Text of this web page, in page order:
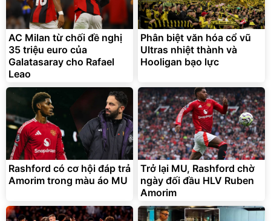
Bộ nồi inox nguyên khối
Elmich Trimax EL-
2136OL04
2.036.700
Elmich Việt Nam
Sữa bột Ensure Gold
Abbott hương vani 800g
1.405.000đ
1.035.000
Ensure Chính Hãng
AC Milan từ chối đề nghị
35 triệu euro của
Galatasaray cho Rafael
Leao
Phân biệt văn hóa cổ vũ
Ultras nhiệt thành và
Hooligan bạo lực
Rashford có cơ hội đáp trả
Amorim trong màu áo MU
Trở lại MU, Rashford chờ
ngày đối đầu HLV Ruben
Amorim